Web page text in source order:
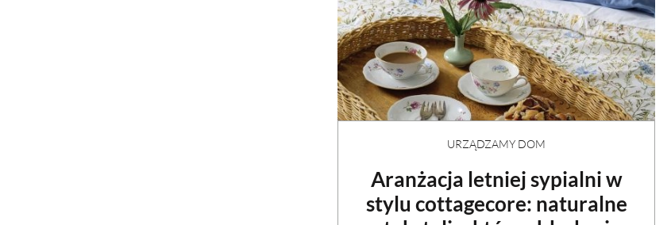
URZĄDZAMY DOM
Aranżacja letniej sypialni w
stylu cottagecore: naturalne